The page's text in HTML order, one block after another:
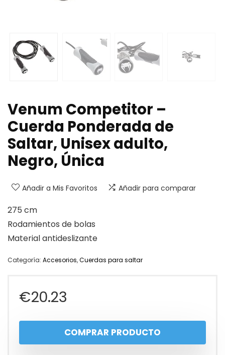
Venum Competitor –
Cuerda Ponderada de
Saltar, Unisex adulto,
Negro, Única
Añadir a Mis Favoritos Añadir para comparar
275 cm
Rodamientos de bolas
Material antideslizante
Categoría: Accesorios,Cuerdas para saltar
€20.23
COMPRAR PRODUCTO